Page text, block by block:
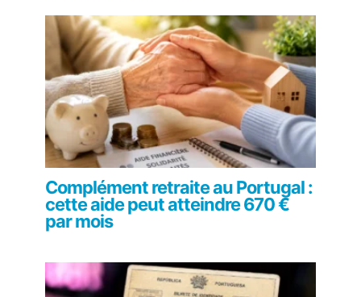
Complément retraite au Portugal :
cette aide peut atteindre 670 €
par mois